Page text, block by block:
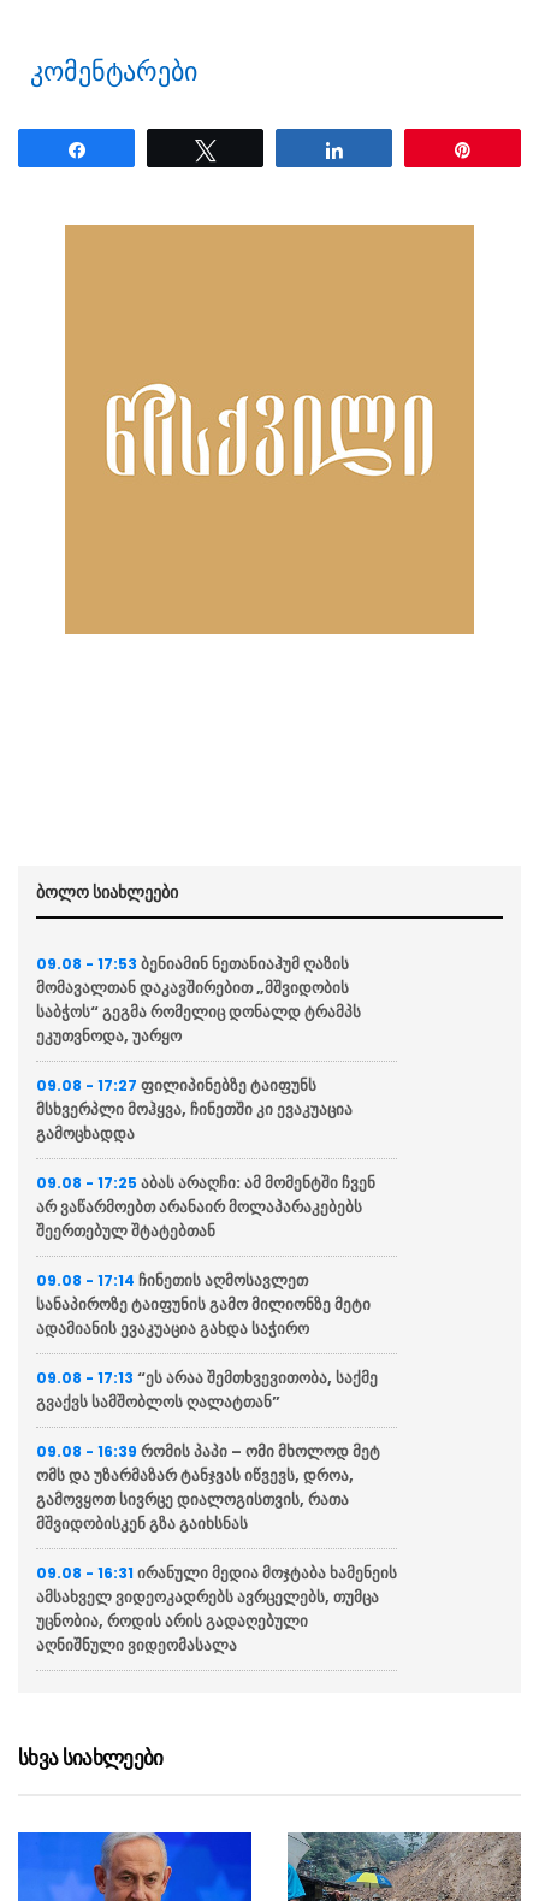
კომენტარები
ბოლო სიახლეები
09.08 - 17:53 ბენიამინ ნეთანიაჰუმ ღაზის
მომავალთან დაკავშირებით „მშვიდობის
საბჭოს“ გეგმა რომელიც დონალდ ტრამპს
ეკუთვნოდა, უარყო
09.08 - 17:27 ფილიპინებზე ტაიფუნს
მსხვერპლი მოჰყვა, ჩინეთში კი ევაკუაცია
გამოცხადდა
09.08 - 17:25 აბას არაღჩი: ამ მომენტში ჩვენ
არ ვაწარმოებთ არანაირ მოლაპარაკებებს
შეერთებულ შტატებთან
09.08 - 17:14 ჩინეთის აღმოსავლეთ
სანაპიროზე ტაიფუნის გამო მილიონზე მეტი
ადამიანის ევაკუაცია გახდა საჭირო
09.08 - 17:13 “ეს არაა შემთხვევითობა, საქმე
გვაქვს სამშობლოს ღალატთან”
09.08 - 16:39 რომის პაპი – ომი მხოლოდ მეტ
ომს და უზარმაზარ ტანჯვას იწვევს, დროა,
გამოვყოთ სივრცე დიალოგისთვის, რათა
მშვიდობისკენ გზა გაიხსნას
09.08 - 16:31 ირანული მედია მოჯტაბა ხამენეის
ამსახველ ვიდეოკადრებს ავრცელებს, თუმცა
უცნობია, როდის არის გადაღებული
აღნიშნული ვიდეომასალა
დღეებში გაიგებს სიახლეს, – ნატას
ოფიციალურად სცნობენ დაზარალებულად
დღგ-ის შემცირებული განაკვეთი ყოველ
ნახევარ წელიწადში არ უნდა იცვლებოდეს
სხვა სიახლეები